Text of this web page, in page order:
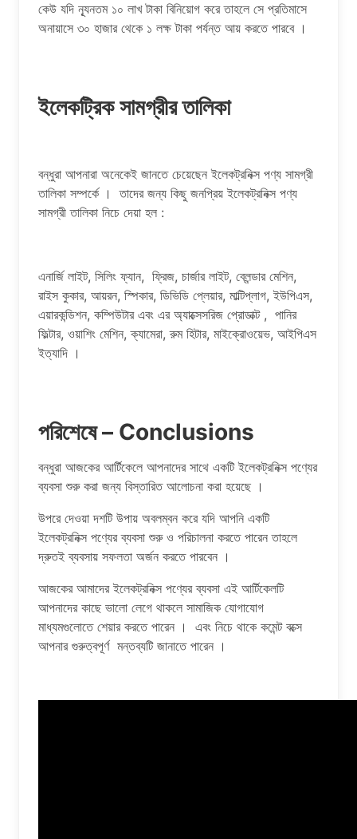
কেউ যদি ন্যূনতম ১০ লাখ টাকা বিনিয়োগ করে তাহলে সে প্রতিমাসে
অনায়াসে ৩০ হাজার থেকে ১ লক্ষ টাকা পর্যন্ত আয় করতে পারবে ।
ইলেকট্রিক সামগ্রীর তালিকা
বন্ধুরা আপনারা অনেকেই জানতে চেয়েছেন ইলেকট্রনিক্স পণ্য সামগ্রী
তালিকা সম্পর্কে । তাদের জন্য কিছু জনপ্রিয় ইলেকট্রনিক্স পণ্য
সামগ্রী তালিকা নিচে দেয়া হল :
এনার্জি লাইট, সিলিং ফ্যান, ফ্রিজ, চার্জার লাইট, ব্লেন্ডার মেশিন,
রাইস কুকার, আয়রন, স্পিকার, ডিভিডি প্লেয়ার, মাল্টিপ্লাগ, ইউপিএস,
এয়ারকন্ডিশন, কম্পিউটার এবং এর অ্যাক্সেসরিজ প্রোডাক্ট , পানির
ফিল্টার, ওয়াশিং মেশিন, ক্যামেরা, রুম হিটার, মাইক্রোওয়েভ, আইপিএস
ইত্যাদি ।
পরিশেষে – Conclusions
বন্ধুরা আজকের আর্টিকেলে আপনাদের সাথে একটি ইলেকট্রনিক্স পণ্যের
ব্যবসা শুরু করা জন্য বিস্তারিত আলোচনা করা হয়েছে ।
উপরে দেওয়া দশটি উপায় অবলম্বন করে যদি আপনি একটি
ইলেকট্রনিক্স পণ্যের ব্যবসা শুরু ও পরিচালনা করতে পারেন তাহলে
দ্রুতই ব্যবসায় সফলতা অর্জন করতে পারবেন ।
আজকের আমাদের ইলেকট্রনিক্স পণ্যের ব্যবসা এই আর্টিকেলটি
আপনাদের কাছে ভালো লেগে থাকলে সামাজিক যোগাযোগ
মাধ্যমগুলোতে শেয়ার করতে পারেন । এবং নিচে থাকে কমেন্ট বক্সে
আপনার গুরুত্বপূর্ণ মন্তব্যটি জানাতে পারেন ।